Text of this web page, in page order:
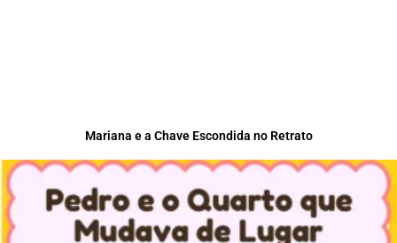
Mariana e a Chave Escondida no Retrato